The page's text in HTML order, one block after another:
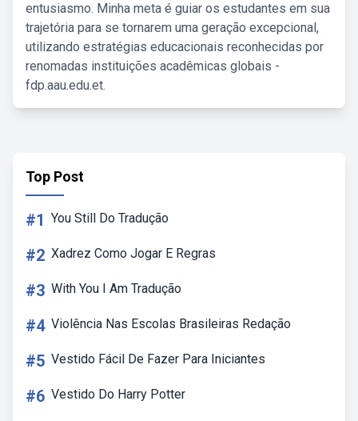
entusiasmo. Minha meta é guiar os estudantes em sua
trajetória para se tornarem uma geração excepcional,
utilizando estratégias educacionais reconhecidas por
renomadas instituições acadêmicas globais -
fdp.aau.edu.et.
Top Post
#1 You Still Do Tradução
#2 Xadrez Como Jogar E Regras
#3 With You I Am Tradução
#4 Violência Nas Escolas Brasileiras Redação
#5 Vestido Fácil De Fazer Para Iniciantes
#6 Vestido Do Harry Potter